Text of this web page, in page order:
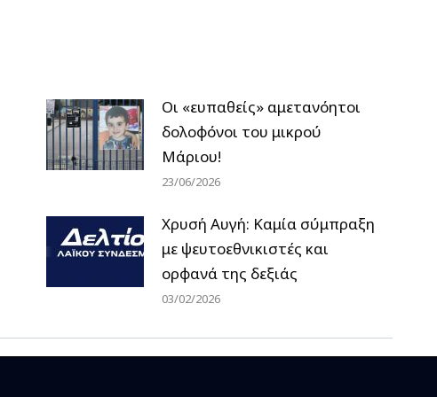
Οι «ευπαθείς» αμετανόητοι
δολοφόνοι του μικρού
Μάριου!
23/06/2026
Χρυσή Αυγή: Καμία σύμπραξη
με ψευτοεθνικιστές και
ορφανά της δεξιάς
03/02/2026